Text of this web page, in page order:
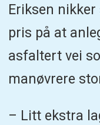
Eriksen
pris på at
asfaltert vei
manøvrere
– Litt ekstra